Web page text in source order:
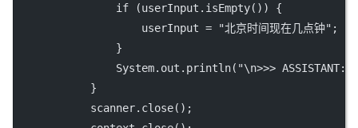
if (userInput. isEmpty()) {
                    userInput
= "北京时间现在几点钟" ;
                }
                System.out.
println( "\n>>> ASSISTANT: "
            }
            scanner.
close();